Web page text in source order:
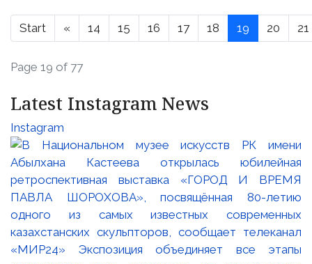
Start « 14 15 16 17 18 19 20 21
Page 19 of 77
Latest Instagram News
Instagram